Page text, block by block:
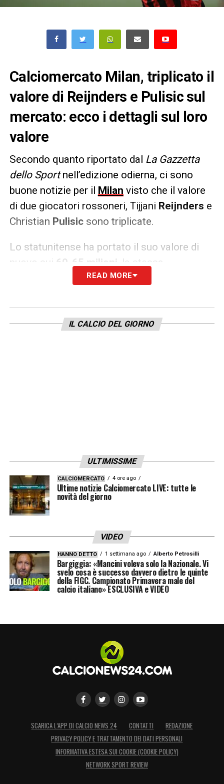
Calciomercato Milan, triplicato il
valore di Reijnders e Pulisic sul
mercato: ecco i dettagli sul loro
valore
Secondo quanto riportato dal La Gazzetta
dello Sportnell’edizione odierna, ci sono
buone notizie per il Milan visto che il valore
di due giocatori rossoneri, Tijjani Reijnders e
Christian Pulisicsono triplicate.
Lo statunitense ha portato il suo valore di
60-65 milioni , la stessa
quotazione di quattro anni fa, quando
invece, è ancora più alto: pagato 20 milioni
all’AZ Alkmaar, oggi la valutazione
READ MORE
IL CALCIO DEL GIORNO
ULTIMISSIME
CALCIOMERCATO 4 ore ago
Ultime notizie Calciomercato LIVE: tutte le
novità del giorno
VIDEO
HANNO DETTO 1 settimana ago Alberto Petrosilli
Bargiggia: «Mancini voleva solo la Nazionale. Vi
svelo cosa è successo davvero dietro le quinte
della FIGC. Campionato Primavera male del
calcio italiano» ESCLUSIVA e VIDEO
SCARICA L’APP DI CALCIO NEWS 24 CONTATTI
REDAZIONE
PRIVACY POLICY E TRATTAMENTO DEI DATI PERSONALI
INFORMATIVA ESTESA SUI COOKIE (COOKIE POLICY)
NETWORK SPORT REVIEW